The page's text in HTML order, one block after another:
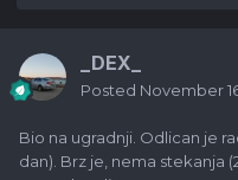
_DEX_
Posted November
Bio na ugradnji. Odlican je
dan). Brz je, nema stekanja